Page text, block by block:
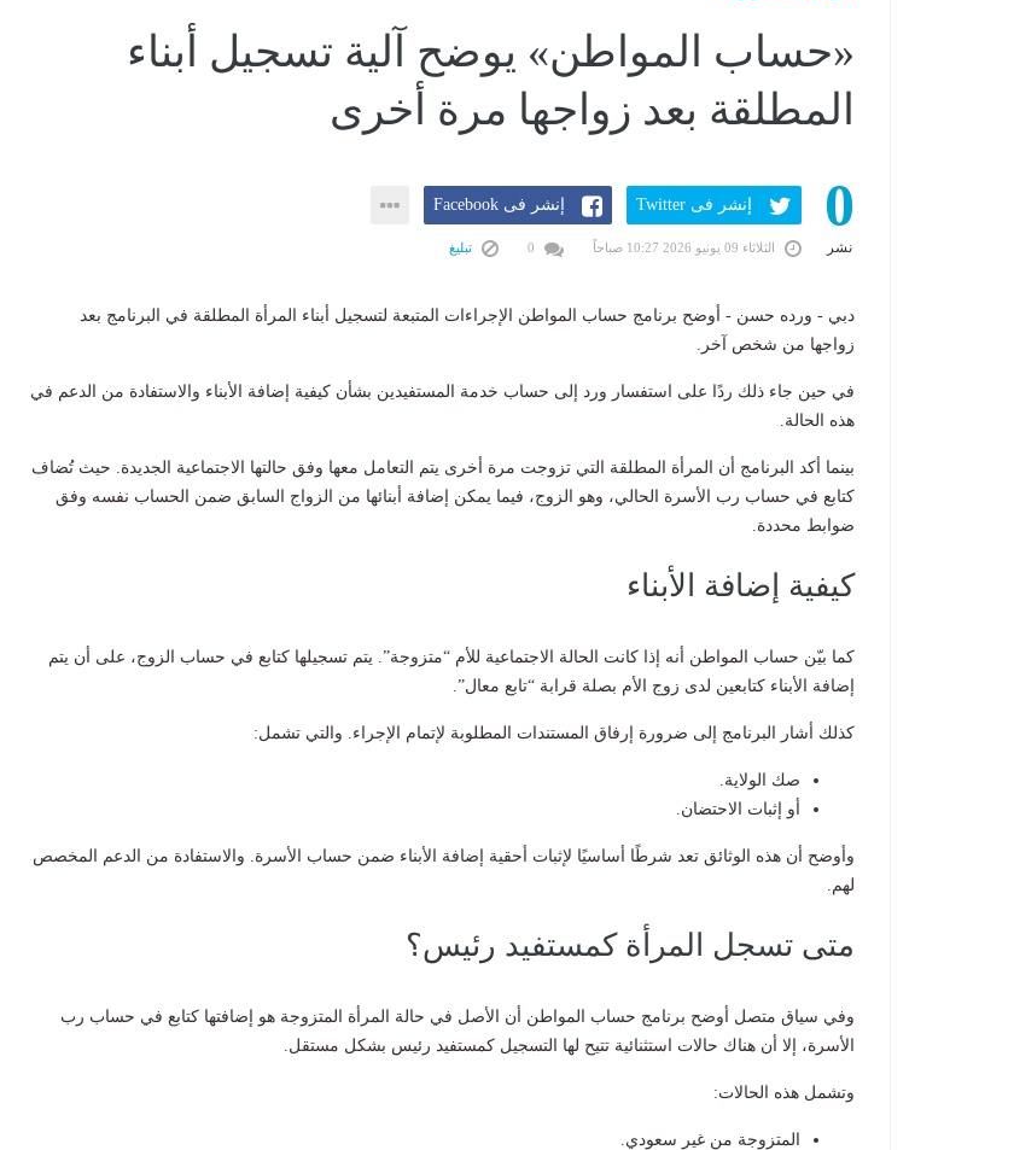
«حساب المواطن» يوضح آلية تسجيل أبناء
المطلقة بعد زواجها مرة أخرى
0
نشر
إنشر فى Twitter إنشر فى Facebook
الثلاثاء 09 يونيو 2026 10:27 صباحاً تبليغ
دبي - ورده حسن - أوضح برنامج حساب المواطن الإجراءات المتبعة لتسجيل أبناء المرأة المطلقة في البرنامج بعد
زواجها من شخص آخر.
في حين جاء ذلك ردًا على استفسار ورد إلى حساب خدمة المستفيدين بشأن كيفية إضافة الأبناء والاستفادة من الدعم في
هذه الحالة.
بينما أكد البرنامج أن المرأة المطلقة التي تزوجت مرة أخرى يتم التعامل معها وفق حالتها الاجتماعية الجديدة. حيث تُضاف
كتابع في حساب رب الأسرة الحالي، وهو الزوج، فيما يمكن إضافة أبنائها من الزواج السابق ضمن الحساب نفسه وفق
ضوابط محددة.
كيفية إضافة الأبناء
كما بيّن حساب المواطن أنه إذا كانت الحالة الاجتماعية للأم “متزوجة”. يتم تسجيلها كتابع في حساب الزوج، على أن يتم
إضافة الأبناء كتابعين لدى زوج الأم بصلة قرابة “تابع معال”.
كذلك أشار البرنامج إلى ضرورة إرفاق المستندات المطلوبة لإتمام الإجراء. والتي تشمل:
صك الولاية.
أو إثبات الاحتضان.
وأوضح أن هذه الوثائق تعد شرطًا أساسيًا لإثبات أحقية إضافة الأبناء ضمن حساب الأسرة. والاستفادة من الدعم المخصص
لهم.
متى تسجل المرأة كمستفيد رئيس؟
وفي سياق متصل أوضح برنامج حساب المواطن أن الأصل في حالة المرأة المتزوجة هو إضافتها كتابع في حساب رب
الأسرة، إلا أن هناك حالات استثنائية تتيح لها التسجيل كمستفيد رئيس بشكل مستقل.
وتشمل هذه الحالات:
المتزوجة من غير سعودي.